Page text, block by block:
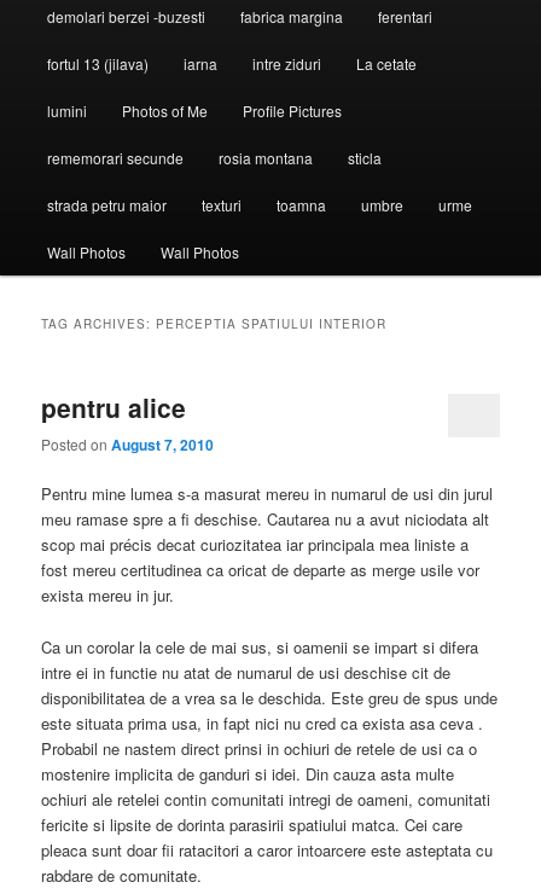
demolari berzei -buzesti fabrica margina ferentari
fortul 13 (jilava) iarna intre ziduri La cetate
lumini Photos of Me Profile Pictures
rememorari secunde rosia montana sticla
strada petru maior texturi toamna umbre urme
Wall Photos Wall Photos
TAG ARCHIVES: PERCEPTIA SPATIULUI INTERIOR
pentru alice
Posted onAugust 7, 2010
Pentru mine lumea s-a masurat mereu in numarul de usi din jurul
meu ramase spre a fi deschise. Cautarea nu a avut niciodata alt
scop mai précis decat curiozitatea iar principala mea liniste a
fost mereu certitudinea ca oricat de departe as merge usile vor
exista mereu in jur.
Ca un corolar la cele de mai sus, si oamenii se impart si difera
intre ei in functie nu atat de numarul de usi deschise cit de
disponibilitatea de a vrea sa le deschida. Este greu de spus unde
este situata prima usa, in fapt nici nu cred ca exista asa ceva .
Probabil ne nastem direct prinsi in ochiuri de retele de usi ca o
mostenire implicita de ganduri si idei. Din cauza asta multe
ochiuri ale retelei contin comunitati intregi de oameni, comunitati
fericite si lipsite de dorinta parasirii spatiului matca. Cei care
pleaca sunt doar fii ratacitori a caror intoarcere este asteptata cu
rabdare de comunitate.